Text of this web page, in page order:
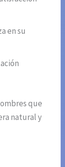
en su
que
natural y